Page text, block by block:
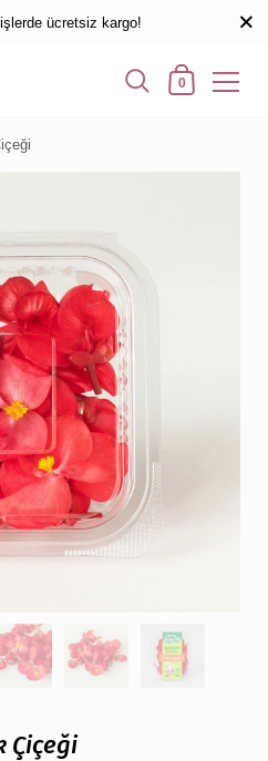
ücretsiz kargo!
0
Çiçeği